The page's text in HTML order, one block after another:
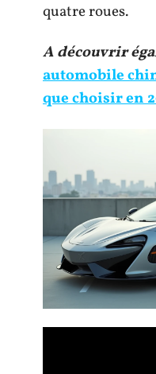
quatre roues.
A découvrir
automobile
que choisir en